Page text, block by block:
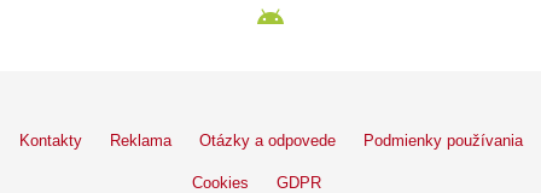
Kontakty Reklama Otázky a odpovede Podmienky používania
Cookies GDPR